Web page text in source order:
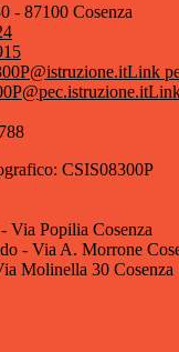
- 87100 Cosenza
Link
CSIS08300P
Via Popilia Cosenza
- Via A. Morrone
Molinella 30 Cosenza